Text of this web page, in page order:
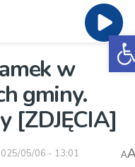
w
gminy.
[ZDJĘCIA]
05/06 - 13:01 A